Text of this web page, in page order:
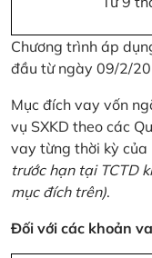
Chương trình áp
đầu từ ngày 09/2/
Mục đích vay vốn
vụ SXKD theo các
vay từng thời kỳ của
trước hạn tại TCTD
mục đích trên).
Đối với các khoản